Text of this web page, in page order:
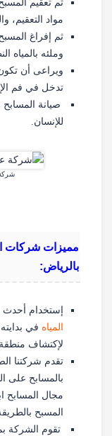
ثم تعقيم
مواد التعقيم،
ثم إفراغ
وملئه بالمياه
ويراعى أن تكون
تدخل في فم
صيانة
للإنسان.
مميزات شركات
بالرياض:
إستخدام أحدث
المياه في
لإكتشاف
تقدم شركتنا
بالمسابح على
مجال المسابح
المسبح
تقوم الشركة